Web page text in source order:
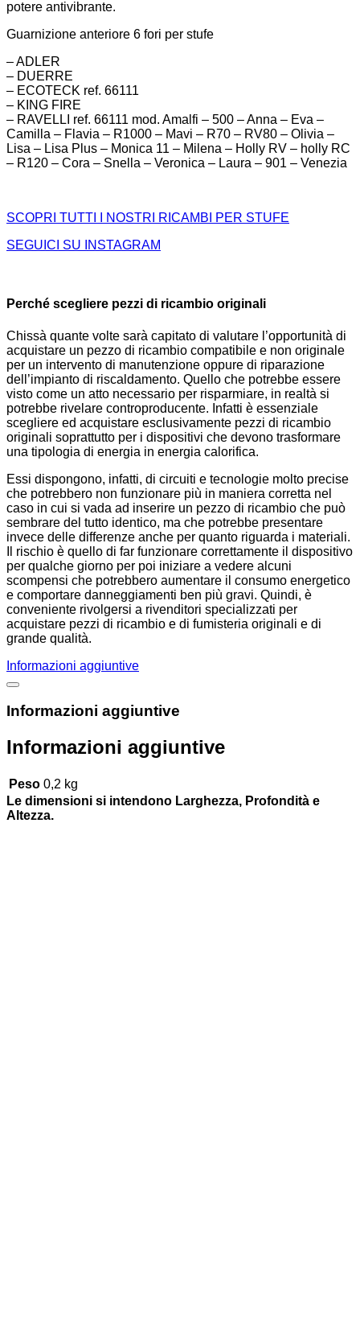
potere antivibrante.
Guarnizione anteriore 6 fori per stufe
– ADLER
– DUERRE
– ECOTECK ref. 66111
– KING FIRE
– RAVELLI ref. 66111 mod. Amalfi – 500 – Anna – Eva –
Camilla – Flavia – R1000 – Mavi – R70 – RV80 – Olivia –
Lisa – Lisa Plus – Monica 11 – Milena – Holly RV – holly RC
– R120 – Cora – Snella – Veronica – Laura – 901 – Venezia
SCOPRI TUTTI I NOSTRI RICAMBI PER STUFE
SEGUICI SU INSTAGRAM
Perché scegliere pezzi di ricambio originali
Chissà quante volte sarà capitato di valutare l’opportunità di
acquistare un pezzo di ricambio compatibile e non originale
per un intervento di manutenzione oppure di riparazione
dell’impianto di riscaldamento. Quello che potrebbe essere
visto come un atto necessario per risparmiare, in realtà si
potrebbe rivelare controproducente. Infatti è essenziale
scegliere ed acquistare esclusivamente pezzi di ricambio
originali soprattutto per i dispositivi che devono trasformare
una tipologia di energia in energia calorifica.
Essi dispongono, infatti, di circuiti e tecnologie molto precise
che potrebbero non funzionare più in maniera corretta nel
caso in cui si vada ad inserire un pezzo di ricambio che può
sembrare del tutto identico, ma che potrebbe presentare
invece delle differenze anche per quanto riguarda i materiali.
Il rischio è quello di far funzionare correttamente il dispositivo
per qualche giorno per poi iniziare a vedere alcuni
scompensi che potrebbero aumentare il consumo energetico
e comportare danneggiamenti ben più gravi. Quindi, è
conveniente rivolgersi a rivenditori specializzati per
acquistare pezzi di ricambio e di fumisteria originali e di
grande qualità.
Informazioni aggiuntive
Informazioni aggiuntive
Informazioni aggiuntive
Peso 0,2 kg
Le dimensioni si intendono Larghezza, Profondità e
Altezza.